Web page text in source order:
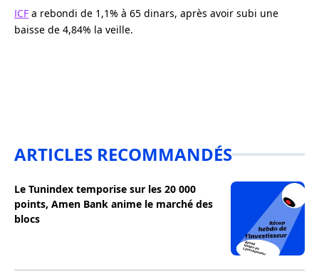
ICF a rebondi de 1,1% à 65 dinars, après avoir subi une
baisse de 4,84% la veille.
ARTICLES RECOMMANDÉS
Le Tunindex temporise sur les 20 000
points, Amen Bank anime le marché des
blocs